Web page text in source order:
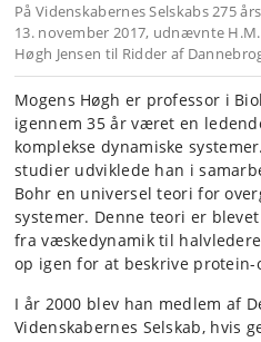
På Videnskabernes Selskabs 275
13. november 2017, udnævnte
Høgh Jensen til Ridder af
Mogens Høgh er professor i
igennem 35 år været en
komplekse dynamiske
studier udviklede han i
Bohr en universel teori for
systemer. Denne teori er
fra væskedynamik til
op igen for at beskrive
I år 2000 blev han medlem af
Videnskabernes Selskab, hvis